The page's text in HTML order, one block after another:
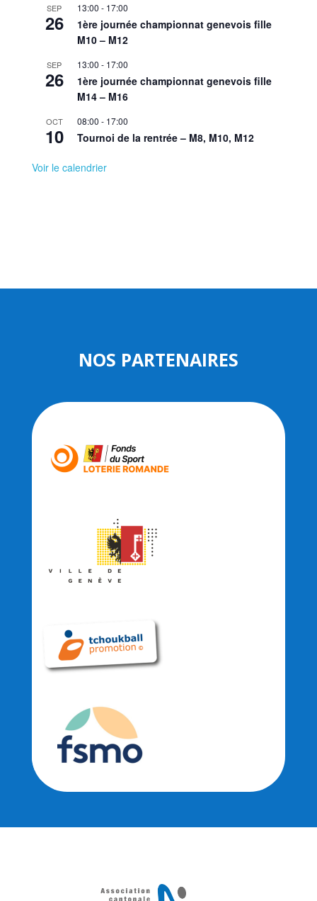
SEP
26
13:00 - 17:00
1ère journée championnat genevois fille
M10 – M12
SEP
26
13:00 - 17:00
1ère journée championnat genevois fille
M14 – M16
OCT
10
08:00 - 17:00
Tournoi de la rentrée – M8, M10, M12
Voir le calendrier
NOS PARTENAIRES